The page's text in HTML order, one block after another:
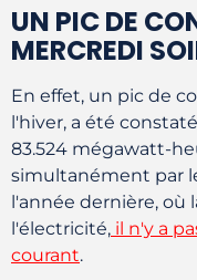
UN PIC DE
MERCREDI
En effet, un pic de
l'hiver, a été
83.524 mégawatt-
simultanément par
l'année dernière, où
l'électricité, il n'y a
courant.